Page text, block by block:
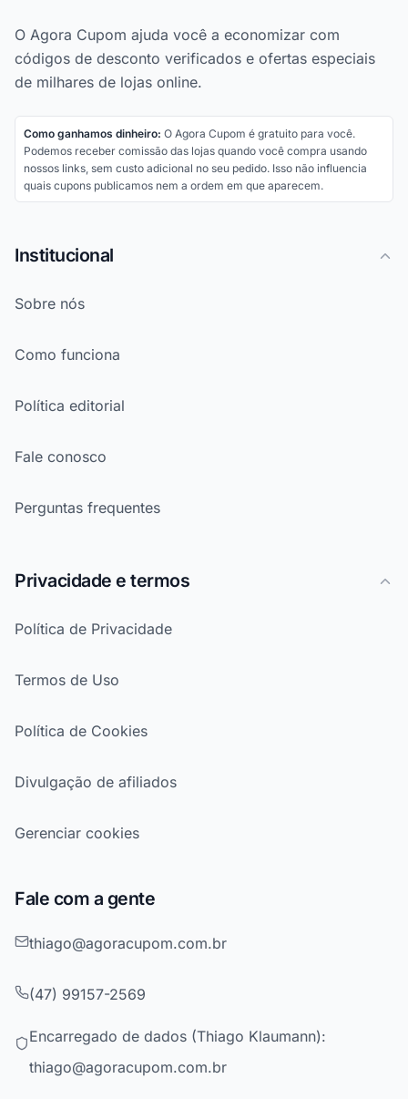
O Agora Cupom ajuda você a economizar com
códigos de desconto verificados e ofertas especiais
de milhares de lojas online.
Como ganhamos dinheiro: O Agora Cupom é gratuito para você.
Podemos receber comissão das lojas quando você compra usando
nossos links, sem custo adicional no seu pedido. Isso não influencia
quais cupons publicamos nem a ordem em que aparecem.
Institucional
Sobre nós
Como funciona
Política editorial
Fale conosco
Perguntas frequentes
Privacidade e termos
Política de Privacidade
Termos de Uso
Política de Cookies
Divulgação de afiliados
Gerenciar cookies
Fale com a gente
thiago@agoracupom.com.br
(47) 99157-2569
Encarregado de dados (Thiago Klaumann):
thiago@agoracupom.com.br